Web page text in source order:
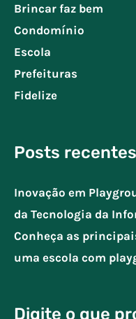
Brincar faz bem
Condomínio
Escola
Prefeituras
Fidelize
Posts recentes
Inovação em
da Tecnologia da
Conheça as
uma escola com
Digite o que